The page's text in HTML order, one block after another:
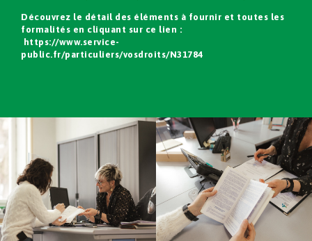
Découvrez le détail des éléments à fournir et toutes les
formalités en cliquant sur ce lien :
https://www.service-
public.fr/particuliers/vosdroits/N31784